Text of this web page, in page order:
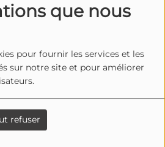
que nous
pour fournir les services et les
sur notre site et pour améliorer
refuser